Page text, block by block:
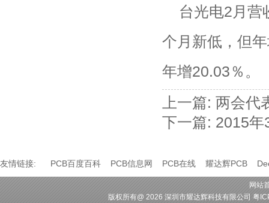
台光电2月营
个月新低，但
年增20.03％。
上一篇: 两会代
下一篇: 2015年
友情链接: PCB百度百科 PCB信息网 PCB在线 耀达辉PCB
网站
版权所有@ 2026 深圳市耀达辉科技有限公司 粤